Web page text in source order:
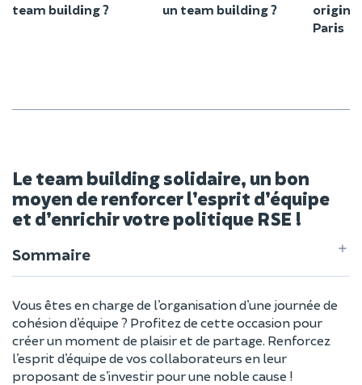
team building ?
un team building ?
Paris
Le team building solidaire, un bon
moyen de renforcer l’esprit d’équipe
et d’enrichir votre politique RSE !
Sommaire
Vous êtes en charge de l’organisation d’une journée de
cohésion d’équipe ? Profitez de cette occasion pour
créer un moment de plaisir et de partage. Renforcez
l’esprit d’équipe de vos collaborateurs en leur
proposant de s’investir pour une noble cause !